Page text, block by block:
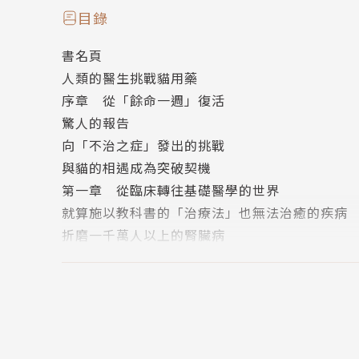
2021年7月，日本全國的愛貓人士中都在關注
足，已經中止了對堪稱貓咪宿命的腎衰竭的治療
授一臂之力吧」這樣的留言，將東大此項研究的
助。
擊敗貓最大死因慢性病「腎臟病」吧！
如何利用大量存在於血液中的蛋白質「AIM（
的最早的研究思維。直到某次在日的發表會，他
目錄
書名頁
人類的醫生挑戰貓用藥
序章 從「餘命一週」復活
驚人的報告
向「不治之症」發出的挑戰
與貓的相遇成為突破契機
第一章 從臨床轉往基礎醫學的世界
就算施以教科書的「治療法」也無法治癒的疾病
折磨一千萬人以上的腎臟病